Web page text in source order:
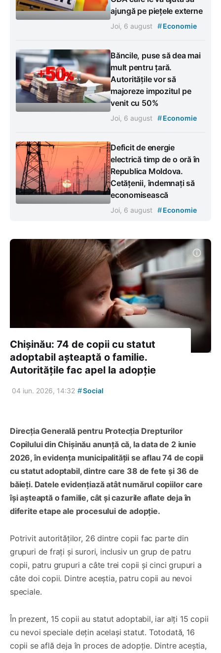
ajungă pe piețele externe
Joi, 6 august #Economie
Băncile, puse să dea mai
mult pentru țară.
Autoritățile vor să
majoreze impozitul pe
venit cu 50%
Joi, 6 august #Economie
Deficit de energie
electrică timp de o oră în
Republica Moldova.
Cetățenii, îndemnați să
economisească
Joi, 6 august #Economie
Chișinău: 74 de copii cu statut
adoptabil așteaptă o familie.
Autoritățile fac apel la adopție
04 iun. 2026, 14:32 #Social
Direcția Generală pentru Protecția Drepturilor
Copilului din Chișinău anunță că, la data de 2 iunie
2026, în evidența municipalității se aflau 74 de copii
cu statut adoptabil, dintre care 38 de fete și 36 de
băieți. Datele evidențiază atât numărul copiilor care
își așteaptă o familie, cât și cazurile aflate deja în
diferite etape ale procesului de adopție.
Potrivit autorităților, 26 dintre copii fac parte din
grupuri de frați și surori, inclusiv un grup de patru
copii, patru grupuri a câte trei copii și cinci grupuri a
câte doi copii. Dintre aceștia, patru copii au nevoi
speciale.
În prezent, 15 copii au statut adoptabil, iar alți 15 copii
cu nevoi speciale dețin același statut. Totodată, 16
copii se află deja în proces de adopție. Dintre aceștia,